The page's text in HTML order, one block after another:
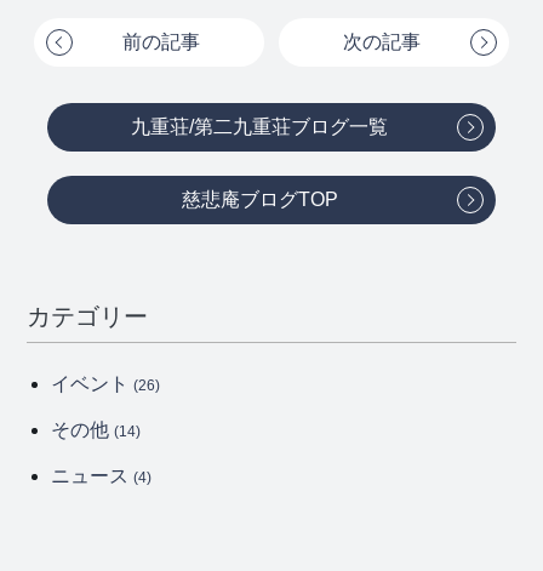
前の記事 次の記事
九重荘/第二九重荘ブログ一覧
慈悲庵ブログTOP
カテゴリー
イベント(26)
その他(14)
ニュース(4)